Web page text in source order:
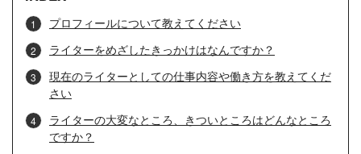
プロフィールについて教えてください
ライターをめざしたきっかけはなんですか？
現在のライターとしての仕事内容や働き方を教えてくだ
さい
ライターの大変なところ、きついところはどんなところ
ですか？